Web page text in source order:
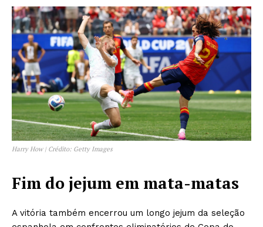
Harry How | Crédito: Getty Images
Fim do jejum em mata-matas
A vitória também encerrou um longo jejum da seleção